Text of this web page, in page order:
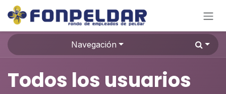
Ir al contenido
Navegación
Todos los usuarios